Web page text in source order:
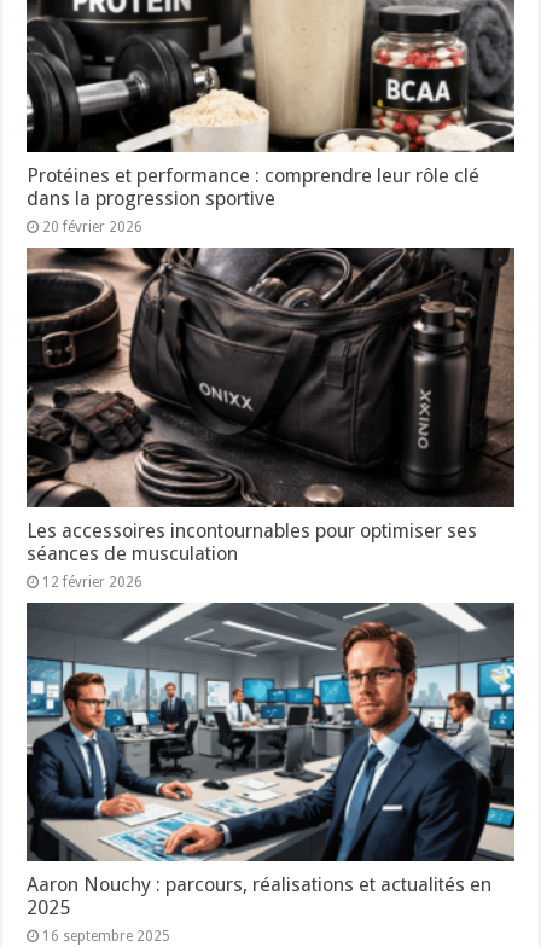
Protéines et performance : comprendre leur rôle clé
dans la progression sportive
20 février 2026
Les accessoires incontournables pour optimiser ses
séances de musculation
12 février 2026
Aaron Nouchy : parcours, réalisations et actualités en
2025
16 septembre 2025